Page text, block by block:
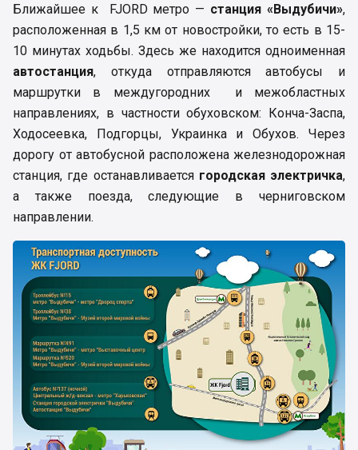
Ближайшее к FJORD метро — станция «Выдубичи»,
расположенная в 1,5 км от новостройки, то есть в 15-
10 минутах ходьбы. Здесь же находится одноименная
автостанция, откуда отправляются автобусы и
маршрутки в междугородних и межобластных
направлениях, в частности обуховском: Конча-Заспа,
Ходосеевка, Подгорцы, Украинка и Обухов. Через
дорогу от автобусной расположена железнодорожная
станция, где останавливается городская электричка,
а также поезда, следующие в черниговском
направлении.